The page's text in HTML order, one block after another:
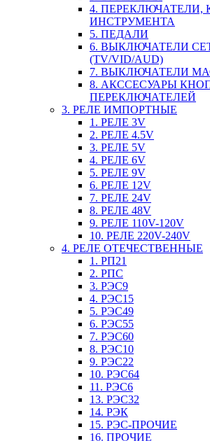
4. ПЕРЕКЛЮЧАТЕЛИ,
ИНСТРУМЕНТА
5. ПЕДАЛИ
6. ВЫКЛЮЧАТЕЛИ
(TV/VID/AUD)
7. ВЫКЛЮЧАТЕЛИ
8. АКССЕСУАРЫ
ПЕРЕКЛЮЧАТЕЛЕЙ
3. РЕЛЕ ИМПОРТНЫЕ
1. РЕЛЕ 3V
2. РЕЛЕ 4.5V
3. РЕЛЕ 5V
4. РЕЛЕ 6V
5. РЕЛЕ 9V
6. РЕЛЕ 12V
7. РЕЛЕ 24V
8. РЕЛЕ 48V
9. РЕЛЕ 110V-120V
10. РЕЛЕ 220V-240V
4. РЕЛЕ ОТЕЧЕСТВЕННЫЕ
1. РП21
2. РПС
3. РЭС9
4. РЭС15
5. РЭС49
6. РЭС55
7. РЭС60
8. РЭС10
9. РЭС22
10. РЭС64
11. РЭС6
13. РЭС32
14. РЭК
15. РЭС-ПРОЧИЕ
16. ПРОЧИЕ